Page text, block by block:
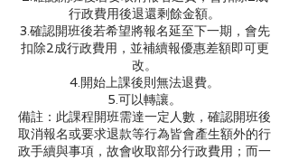
行政費用後退還剩餘金額。
3.確認開班後若希望將報名延至下一期，會先
扣除2成行政費用，並補續報優惠差額即可更
改。
4.開始上課後則無法退費。
5.可以轉讓。
備註：此課程開班需達一定人數，確認開班後
取消報名或要求退款等行為皆會產生額外的行
政手續與事項，故會收取部分行政費用；而一